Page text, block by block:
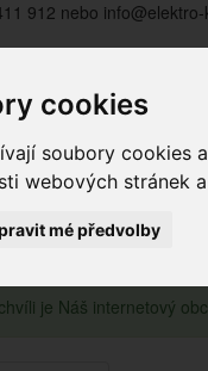
cookies
soubory cookies
webových stránek
mé předvolby
912 nebo
je Náš internetový